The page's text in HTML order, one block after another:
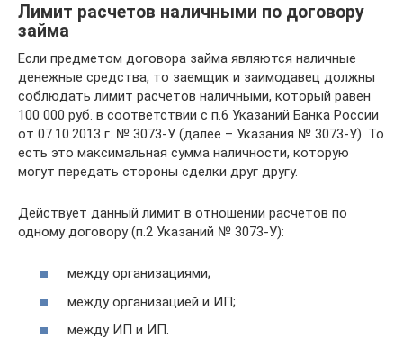
Лимит расчетов наличными по договору
займа
Если предметом договора займа являются наличные
денежные средства, то заемщик и заимодавец должны
соблюдать лимит расчетов наличными, который равен
100 000 руб. в соответствии с п.6 Указаний Банка России
от 07.10.2013 г. № 3073-У (далее – Указания № 3073-У). То
есть это максимальная сумма наличности, которую
могут передать стороны сделки друг другу.
Действует данный лимит в отношении расчетов по
одному договору (п.2 Указаний № 3073-У):
между организациями;
между организацией и ИП;
между ИП и ИП.